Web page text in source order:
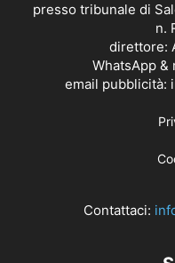
presso tribunale di
n.
direttore:
WhatsApp &
email pubblicità:
Contattaci: